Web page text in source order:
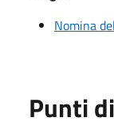
Nomina
Punti